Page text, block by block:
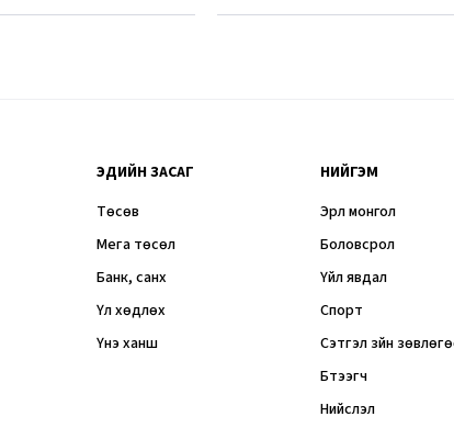
ЭДИЙН ЗАСАГ
Төсөв
Мега төсөл
Банк, санхүү
Үл хөдлөх
Үнэ ханш
НИЙГЭМ
Эрүүл монгол
Боловсрол
Үйл явдал
Спорт
Сэтгэл зүйн
Бүтээгч
Нийслэл